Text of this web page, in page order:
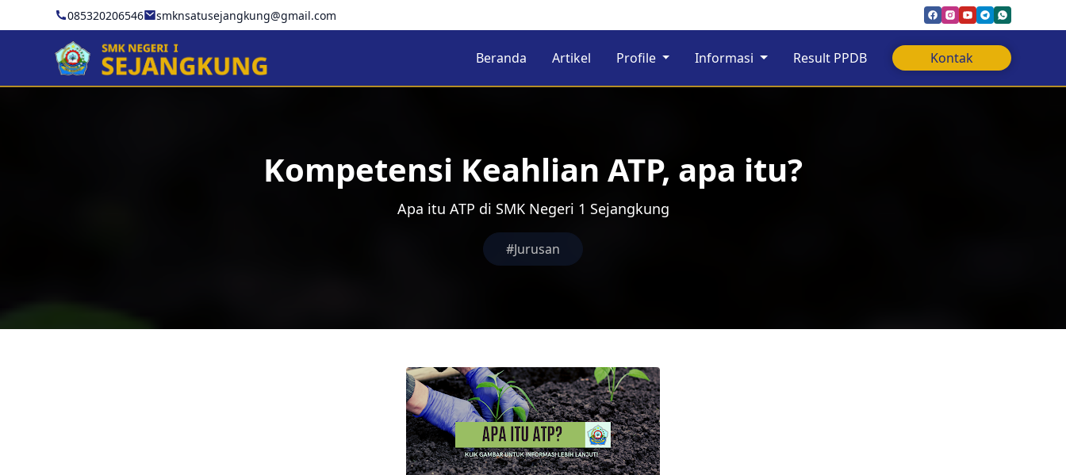
085320206546 smknsatusejangkung@gmail.com
Beranda Artikel Profile Informasi Result PPDB Kontak
Kompetensi Keahlian ATP, apa itu?
Apa itu ATP di SMK Negeri 1 Sejangkung
#Jurusan